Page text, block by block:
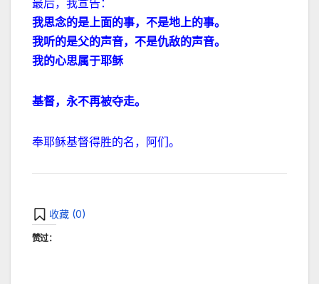
最后，我宣告：
我思念的是上面的事，不是地上的事。
我听的是父的声音，不是仇敌的声音。
我的心思属于耶稣
基督，永不再被夺走。
奉耶稣基督得胜的名，阿们。
收藏 (0)
赞过：